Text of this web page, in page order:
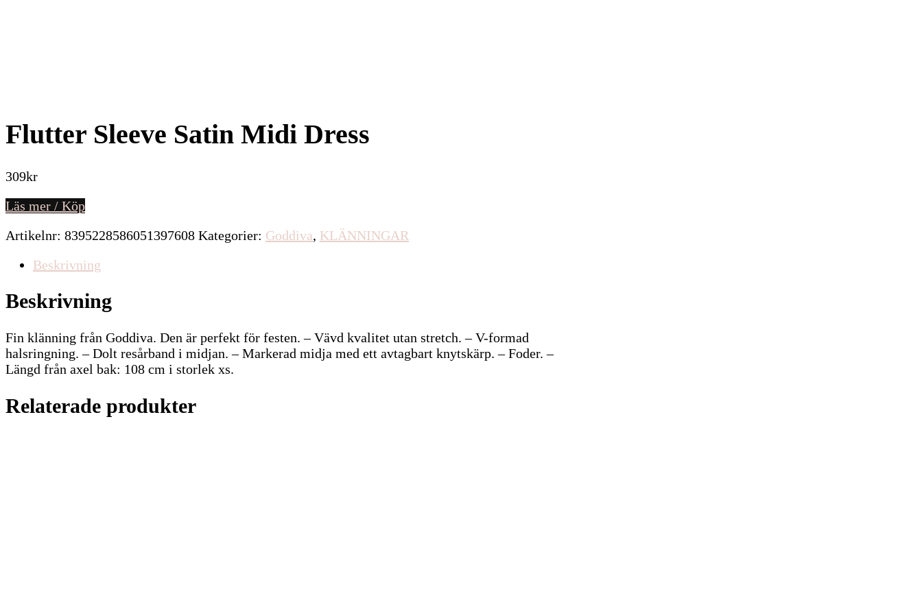
Flutter Sleeve Satin Midi Dress
309kr
Läs mer / Köp
Artikelnr: 8395228586051397608 Kategorier: Goddiva, KLÄNNINGAR
Beskrivning
Beskrivning
Fin klänning från Goddiva. Den är perfekt för festen. – Vävd kvalitet utan stretch. – V-formad
halsringning. – Dolt resårband i midjan. – Markerad midja med ett avtagbart knytskärp. – Foder. –
Längd från axel bak: 108 cm i storlek xs.
Relaterade produkter